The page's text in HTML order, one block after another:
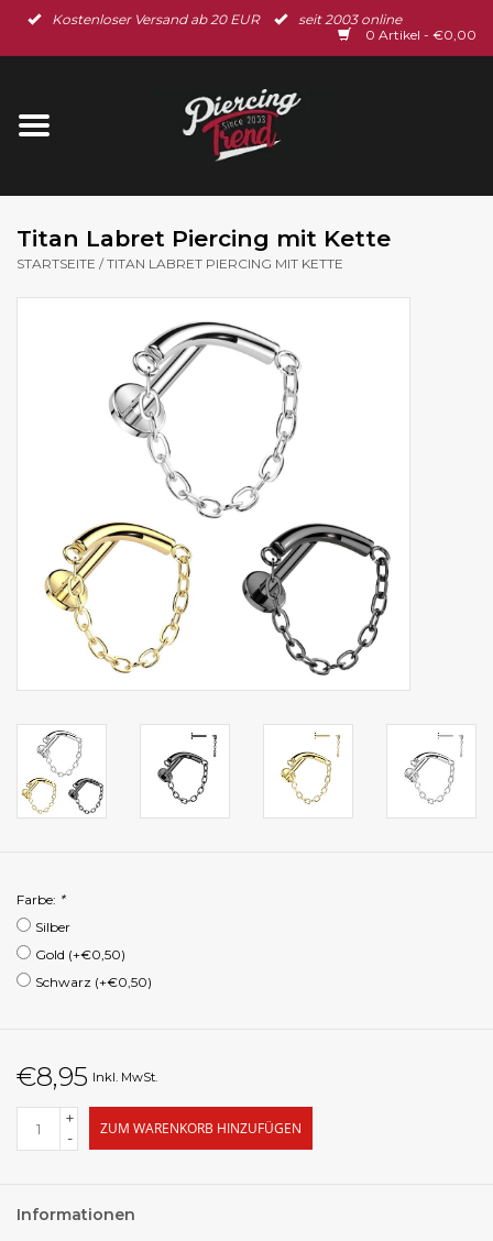
Kostenloser Versand ab 20 EUR
seit 2003 online
0 Artikel - €0,00
Startseite
Ohrschmuck
Titan Labret Piercing mit Kette
STARTSEITE /TITAN LABRET PIERCING MIT KETTE
Farbe: *
Silber
Gold (+€0,50)
Schwarz (+€0,50)
€8,95 Inkl. MwSt.
+
-
ZUM WARENKORB HINZUFÜGEN
Informationen